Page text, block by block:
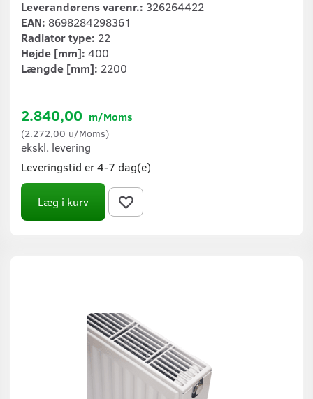
Leverandørens varenr.: 326264422
EAN: 8698284298361
Radiator type: 22
Højde [mm]: 400
Længde [mm]: 2200
2.840,00 m/Moms
(2.272,00 u/Moms)
ekskl. levering
Leveringstid er 4-7 dag(e)
Læg i kurv